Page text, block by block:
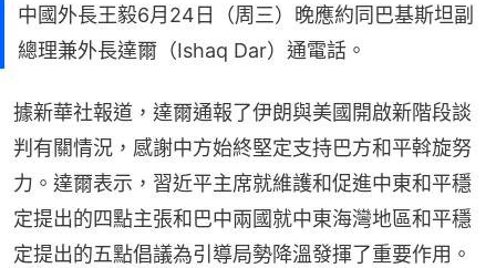
中國外長王毅6月24日（周三）晚應約同巴基斯坦副
總理兼外長達爾（Ishaq Dar）通電話。
據新華社報道，達爾通報了伊朗與美國開啟新階段談
判有關情況，感謝中方始終堅定支持巴方和平斡旋努
力。達爾表示，習近平主席就維護和促進中東和平穩
定提出的四點主張和巴中兩國就中東海灣地區和平穩
定提出的五點倡議為引導局勢降溫發揮了重要作用。